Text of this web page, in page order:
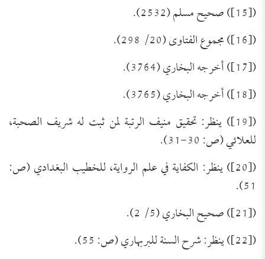
([15]) صحيح مسلم (2532).
([16]) مجموع الفتاوى (20/ 298).
([17]) أخرجه البخاري (3764).
([18]) أخرجه البخاري (3765).
([19]) ينظر: تحقيق منيف الرتبة لمن ثبت له شريف الصحبة،
للعلائي (ص: 30-31).
([20]) ينظر: الكفاية في علم الرواية، للخطيب البغدادي (ص:
51).
([21]) صحيح البخاري (5/ 2).
([22]) ينظر: شرح السنة للبربهاري (ص: 55).
تَعرِيف بكِتَاب (مجموعة الرَّسائل العقديَّة
للعلامة الشَّيخ محمد عبد الظَّاهر أبو
السَّمح)
الفنية للكتاب: عنوان الكتاب: مجموعة الرَّسائل
العقديَّة للعلامة الشَّيخ محمد عبد الظَّاهر أبو السَّمح.
اسم المؤلف: أ. د. عبد الله بن عمر الدميجي، أستاذ
العقيدة بكلية الدعوة وأصول الدين بجامعة أم القرى.